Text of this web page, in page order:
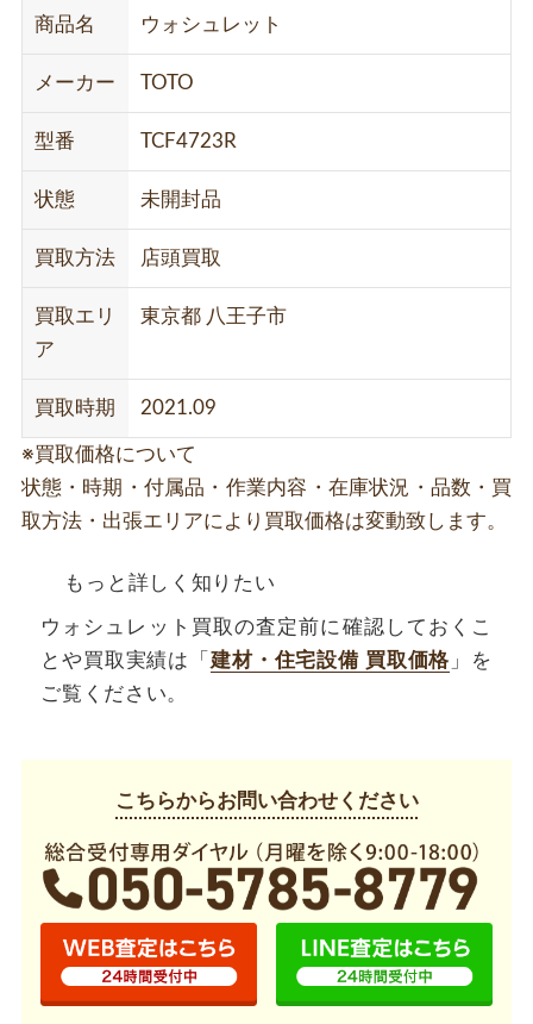
商品名 ウォシュレット
メーカー TOTO
型番 TCF4723R
状態 未開封品
買取方法 店頭買取
買取エリ
ア
東京都 八王子市
買取時期 2021.09
※買取価格について
状態・時期・付属品・作業内容・在庫状況・品数・買
取方法・出張エリアにより買取価格は変動致します。
もっと詳しく知りたい
ウォシュレット買取の査定前に確認しておくこ
とや買取実績は「 建材・住宅設備 買取価格 」を
ご覧ください。
こちらからお問い合わせください